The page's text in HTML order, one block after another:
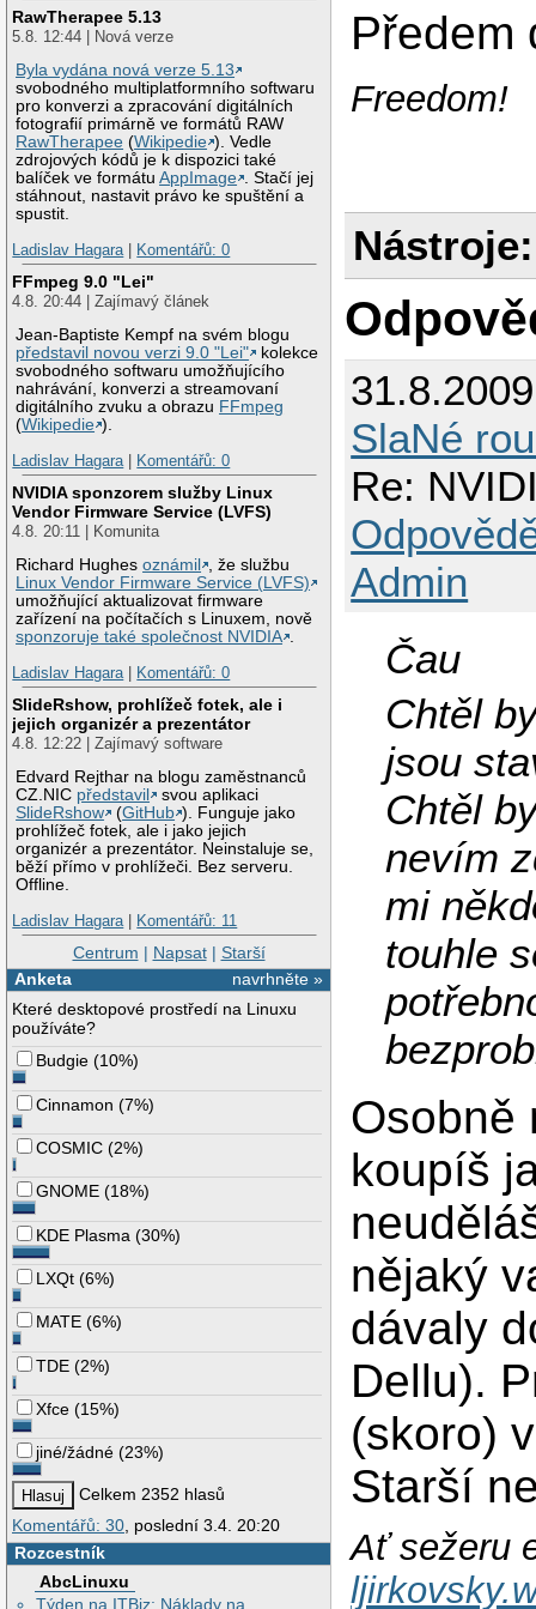
RawTherapee 5.13
5.8. 12:44 | Nová verze
Byla vydána nová verze 5.13
svobodného multiplatformního softwaru
pro konverzi a zpracování digitálních
fotografií primárně ve formátů RAW
RawTherapee (Wikipedie ). Vedle
zdrojových kódů je k dispozici také
balíček ve formátuAppImage . Stačí jej
stáhnout, nastavit právo ke spuštění a
spustit.
Ladislav Hagara| Komentářů: 0
FFmpeg 9.0 "Lei"
4.8. 20:44 | Zajímavý článek
Jean-Baptiste Kempf na svém blogu
představil novou verzi 9.0 "Lei"
kolekce
svobodného softwaru umožňujícího
nahrávání, konverzi a streamovaní
digitálního zvuku a obrazu FFmpeg
(Wikipedie ).
Ladislav Hagara| Komentářů: 0
NVIDIA sponzorem služby Linux
Vendor Firmware Service (LVFS)
4.8. 20:11 | Komunita
Richard Hughesoznámil
, že službu
Linux Vendor Firmware Service (LVFS)
umožňující aktualizovat firmware
zařízení na počítačích s Linuxem, nově
sponzoruje také společnost NVIDIA .
Ladislav Hagara| Komentářů: 0
SlideRshow, prohlížeč fotek, ale i
jejich organizér a prezentátor
4.8. 12:22 | Zajímavý software
Edvard Rejthar na blogu zaměstnanců
CZ.NIC představil
svou aplikaci
SlideRshow
(GitHub ). Funguje jako
prohlížeč fotek, ale i jako jejich
organizér a prezentátor. Neinstaluje se,
běží přímo v prohlížeči. Bez serveru.
Offline.
Ladislav Hagara| Komentářů: 11
Centrum | Napsat| Starší
navrhněte »
Anketa
Které desktopové prostředí na Linuxu
používáte?
Budgie (10%)
Cinnamon (7%)
COSMIC (2%)
GNOME (18%)
KDE Plasma (30%)
LXQt (6%)
MATE (6%)
TDE (2%)
Xfce (15%)
jiné/žádné (23%)
Celkem 2352 hlasů
Komentářů: 30 , poslední 3.4. 20:20
Rozcestník
AbcLinuxu
Týden na ITBiz: Náklady na
Předem
Freedom!
Nástroje:
SlaNé
Re:
Admin
Čau
Chtěl
jsou
Chtěl
nevím
mi
touhle
Osobně
koupíš
nějaký
dávaly
Dellu).
(skoro)
Starší
Ať sežeru